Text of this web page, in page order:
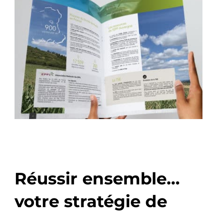
Réussir ensemble…
votre stratégie de